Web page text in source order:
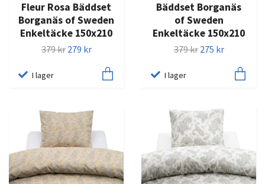
Fleur Rosa Bäddset
Borganäs of Sweden
Enkeltäcke 150x210
379 kr 279 kr
I lager
Bäddset Borganäs
of Sweden
Enkeltäcke 150x210
379 kr 275 kr
I lager